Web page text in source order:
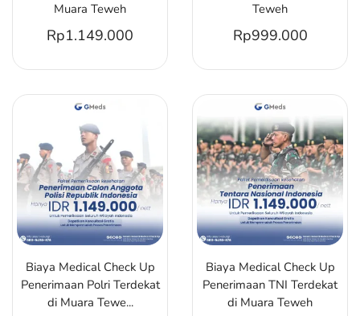
Muara Teweh
Rp1.149.000
Teweh
Rp999.000
Biaya Medical Check Up
Penerimaan Polri Terdekat
di Muara Tewe...
Biaya Medical Check Up
Penerimaan TNI Terdekat
di Muara Teweh